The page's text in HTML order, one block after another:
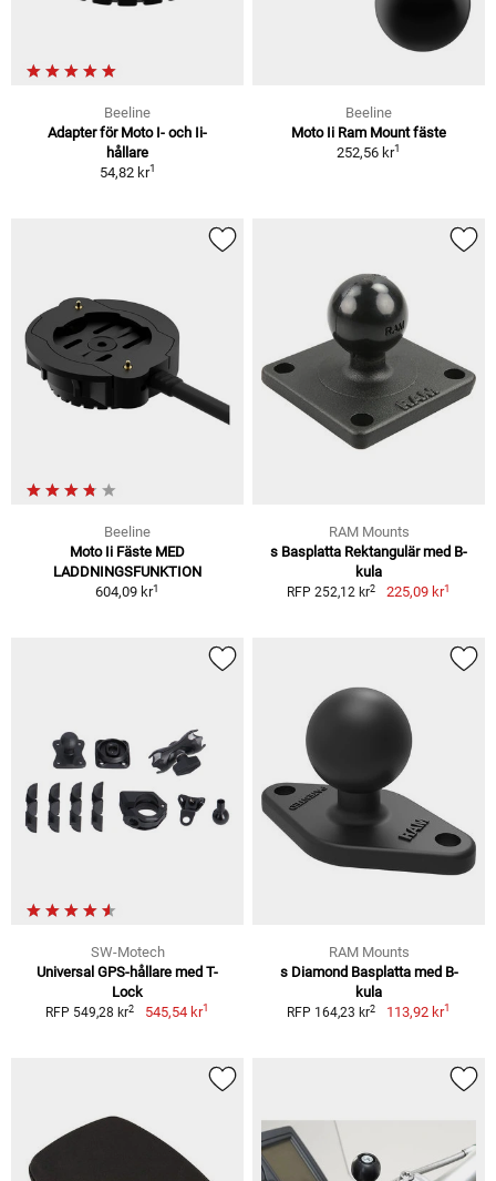
Beeline
Adapter för Moto I- och Ii-
hållare
54,82 kr1
Beeline
Moto Ii Ram Mount fäste
252,56 kr1
Beeline
Moto Ii Fäste MED
LADDNINGSFUNKTION
604,09 kr1
RAM Mounts
s Basplatta Rektangulär med B-
kula
RFP 252,12 kr2 225,09 kr1
SW-Motech
Universal GPS-hållare med T-
Lock
RFP 549,28 kr2 545,54 kr1
RAM Mounts
s Diamond Basplatta med B-
kula
RFP 164,23 kr2 113,92 kr1